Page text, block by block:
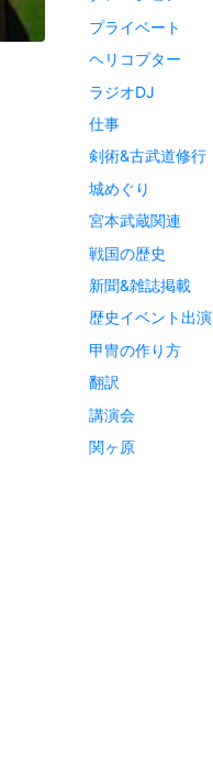
プライベート
ヘリコプター
ラジオDJ
仕事
剣術&古武道修行
城めぐり
宮本武蔵関連
戦国の歴史
新聞&雑誌掲載
歴史イベント出演
甲冑の作り方
翻訳
講演会
関ヶ原